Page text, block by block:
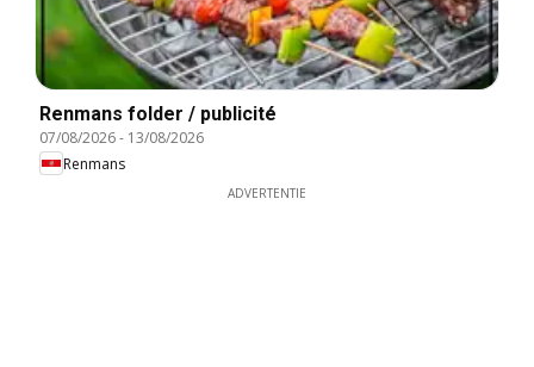
Renmans folder / publicité
07/08/2026- 13/08/2026
Renmans
ADVERTENTIE